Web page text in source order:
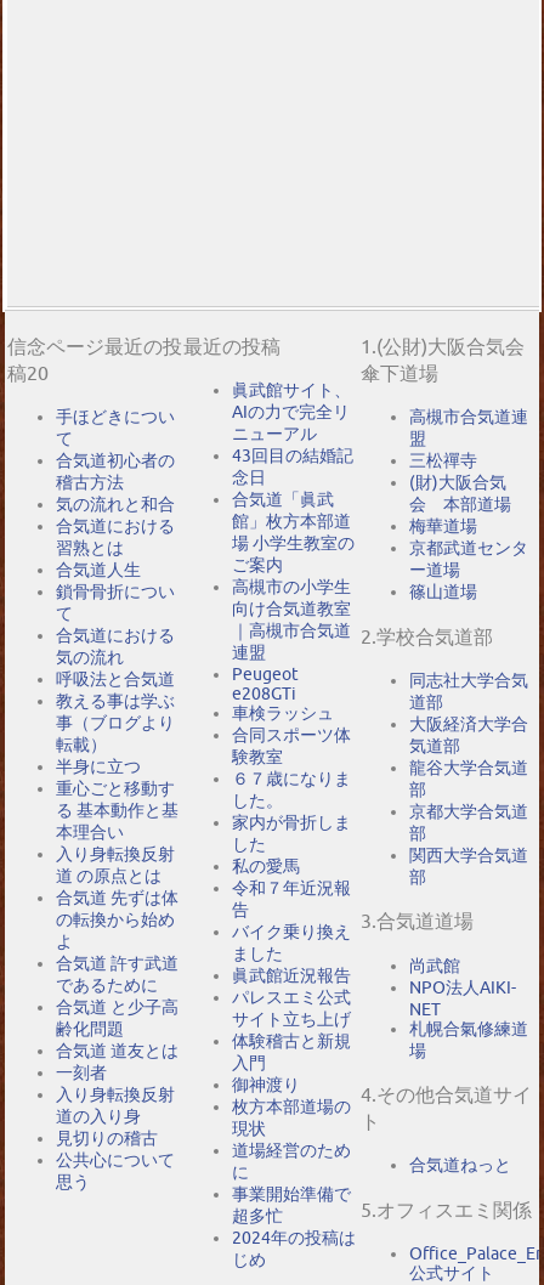
信念ページ最近の投
稿20
手ほどきについ
て
合気道初心者の
稽古方法
気の流れと和合
合気道における
習熟とは
合気道人生
鎖骨骨折につい
て
合気道における
気の流れ
呼吸法と合気道
教える事は学ぶ
事（ブログより
転載）
半身に立つ
重心ごと移動す
る 基本動作と基
本理合い
入り身転換反射
道 の原点とは
合気道 先ずは体
の転換から始め
よ
合気道 許す武道
であるために
合気道 と少子高
齢化問題
合気道 道友とは
一刻者
入り身転換反射
道の入り身
見切りの稽古
公共心について
思う
最近の投稿
眞武館サイト、
AIの力で完全リ
ニューアル
43回目の結婚記
念日
合気道「眞武
館」枚方本部道
場 小学生教室の
ご案内
高槻市の小学生
向け合気道教室
｜高槻市合気道
連盟
Peugeot
e208GTi
車検ラッシュ
合同スポーツ体
験教室
６７歳になりま
した。
家内が骨折しま
した
私の愛馬
令和７年近況報
告
バイク乗り換え
ました
眞武館近況報告
パレスエミ公式
サイト立ち上げ
体験稽古と新規
入門
御神渡り
枚方本部道場の
現状
道場経営のため
に
事業開始準備で
超多忙
2024年の投稿は
じめ
1.(公財)大阪合気会
傘下道場
高槻市合気道連
盟
三松禪寺
(財)大阪合気
会 本部道場
梅華道場
京都武道センタ
ー道場
篠山道場
2.学校合気道部
同志社大学合気
道部
大阪経済大学合
気道部
龍谷大学合気道
部
京都大学合気道
部
関西大学合気道
部
3.合気道道場
尚武館
NPO法人AIKI-
NET
札幌合氣修練道
場
4.その他合気道サイ
ト
合気道ねっと
5.オフィスエミ関係
公式サイト